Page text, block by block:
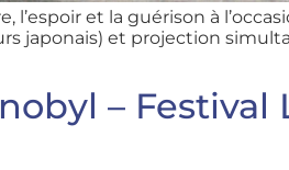
et la guérison à
japonais) et projection
– Festival